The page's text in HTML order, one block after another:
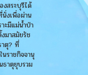
สระบุรีได้
งเพื่อผ่าน
ะมีแม่น้ำป่า
มาสมัยรัช
าตุ? ที่
ราชกิจจานุ
ธาตุยุบรวม